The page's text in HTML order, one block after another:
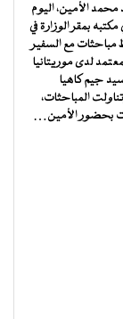
الأمين، اليوم
مكتبه بمقر الوزارة في
مع السفير
لدى موريتانيا
جيم كاهيا
المباحثات،
بحضور الأمين…